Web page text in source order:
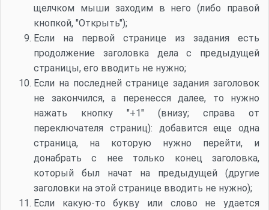
щелчком мыши заходим в него (либо правой
кнопкой, "Открыть");
Если на первой странице из задания есть
продолжение заголовка дела с предыдущей
страницы, его вводить не нужно;
Если на последней странице задания заголовок
не закончился, а перенесся далее, то нужно
нажать кнопку "+1" (внизу; справа от
переключателя страниц): добавится еще одна
страница, на которую нужно перейти, и
донабрать с нее только конец заголовка,
который был начат на предыдущей (другие
заголовки на этой странице вводить не нужно);
Если какую-то букву или слово не удается